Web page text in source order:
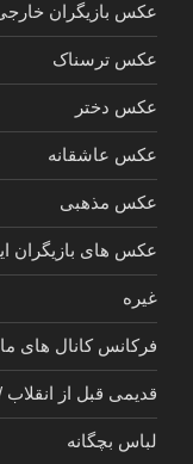
عکس بازیگران
عکس ترسناک
عکس دختر
عکس عاشقانه
عکس مذهبی
عکس های بازیگران
غیره
فرکانس کانال های
قدیمی قبل از
لباس بچگانه